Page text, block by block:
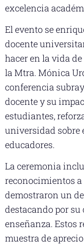
excelencia
El evento se
docente
hacer en la vida
la Mtra. Mónica
conferencia
docente y su
estudiantes,
universidad sobre
educadores.
La ceremonia
reconocimientos a
demostraron un
destacando por
enseñanza. Estos
muestra de